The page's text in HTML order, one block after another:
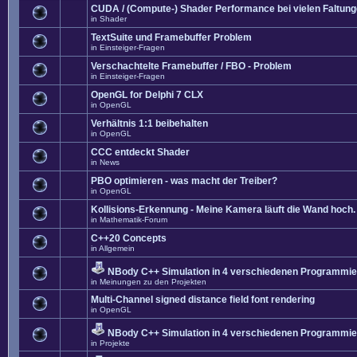
CUDA / (Compute-) Shader Performance bei vielen
in Shader
TextSuite und Framebuffer Problem
in Einsteiger-Fragen
Verschachtelte Framebuffer / FBO - Problem
in Einsteiger-Fragen
OpenGL for Delphi 7 CLX
in OpenGL
Verhältnis 1:1 beibehalten
in OpenGL
CCC entdeckt Shader
in News
PBO optimieren - was macht der Treiber?
in OpenGL
Kollisions-Erkennung - Meine Kamera läuft die Wand hoch.
in Mathematik-Forum
C++20 Concepts
in Allgemein
NBody C++ Simulation in 4 verschiedenen
in Meinungen zu den Projekten
Multi-Channel signed distance field font rendering
in OpenGL
NBody C++ Simulation in 4 verschiedenen
in Projekte